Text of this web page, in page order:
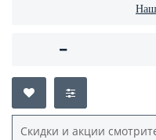
Скидки и акции